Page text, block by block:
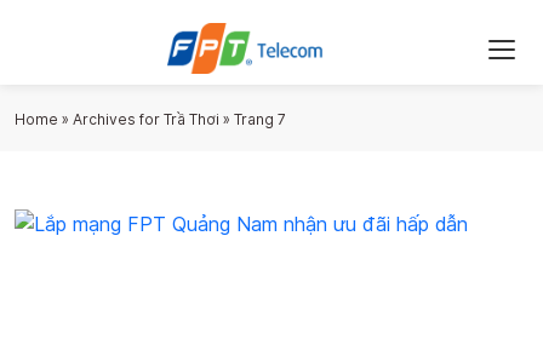
Home » Archives for Trầ Thơi » Trang 7